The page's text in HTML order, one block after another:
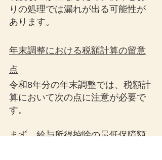
りの処理では漏れが出る可能性が
あります。
年末調整における税額計算の留意
点
令和8年分の年末調整では、税額計
算において次の点に注意が必要で
す。
まず、給与所得控除の最低保障額